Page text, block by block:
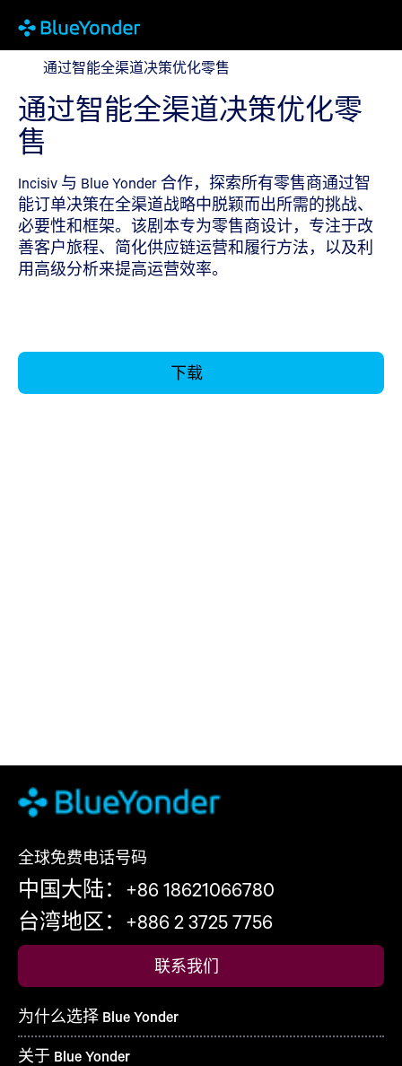
通过智能全渠道决策优化零售
通过智能全渠道决策优化零售
通过智能全渠道决策优化零
售
Incisiv 与 Blue Yonder 合作，探索所有零售商通过智
能订单决策在全渠道战略中脱颖而出所需的挑战、
必要性和框架。该剧本专为零售商设计，专注于改
善客户旅程、简化供应链运营和履行方法，以及利
用高级分析来提高运营效率。
下载
全球免费电话号码
中国大陆：+86 18621066780
台湾地区：+886 2 3725 7756
联系我们
为什么选择 Blue Yonder
关于 Blue Yonder